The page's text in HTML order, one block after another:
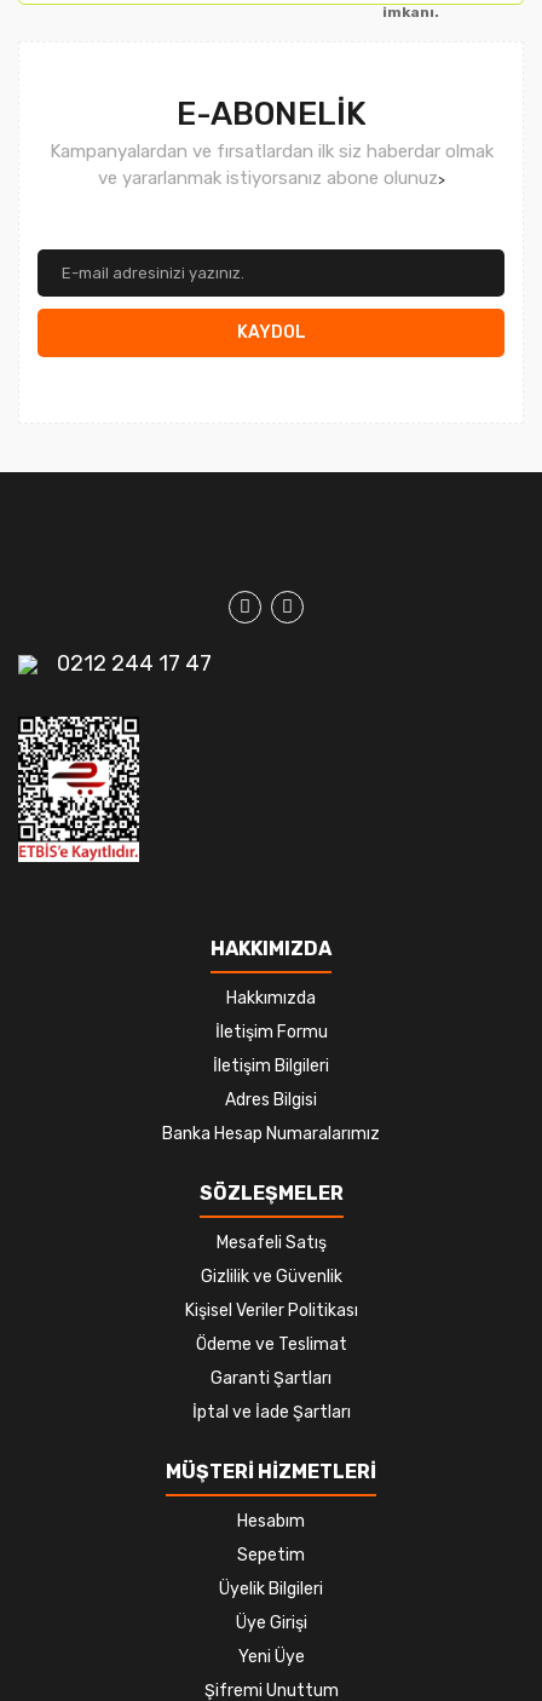
imkanı.
E-ABONELİK
Kampanyalardan ve fırsatlardan ilk siz haberdar olmak
ve yararlanmak istiyorsanız abone olunuz>
KAYDOL
0212 244 17 47
HAKKIMIZDA
Hakkımızda
İletişim Formu
İletişim Bilgileri
Adres Bilgisi
Banka Hesap Numaralarımız
SÖZLEŞMELER
Mesafeli Satış
Gizlilik ve Güvenlik
Kişisel Veriler Politikası
Ödeme ve Teslimat
Garanti Şartları
İptal ve İade Şartları
MÜŞTERİ HİZMETLERİ
Hesabım
Sepetim
Üyelik Bilgileri
Üye Girişi
Yeni Üye
Şifremi Unuttum